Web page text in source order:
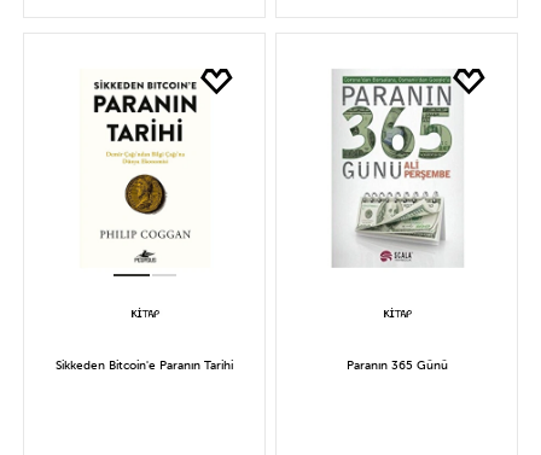
Sikkeden Bitcoin'e Paranın Tarihi Paranın 365 Günü